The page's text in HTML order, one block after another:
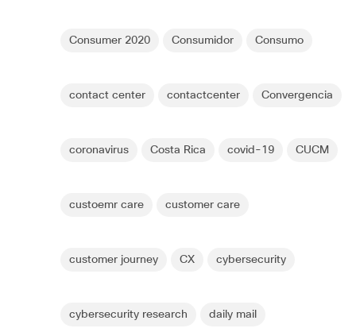
Consumer 2020 Consumidor Consumo
contact center contactcenter Convergencia
coronavirus Costa Rica covid-19 CUCM
custoemr care customer care
customer journey CX cybersecurity
cybersecurity research daily mail